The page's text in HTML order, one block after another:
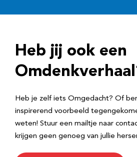
r
e
Heb jij ook een
Heb je zelf iets Omgedacht? Of
inspirerend voorbeeld
weten! Stuur een mailtje naar
krijgen geen genoeg van jullie